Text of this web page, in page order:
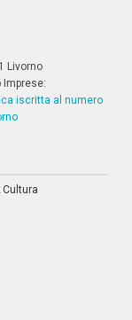
Livorno
Imprese:
iscritta al numero
Cultura